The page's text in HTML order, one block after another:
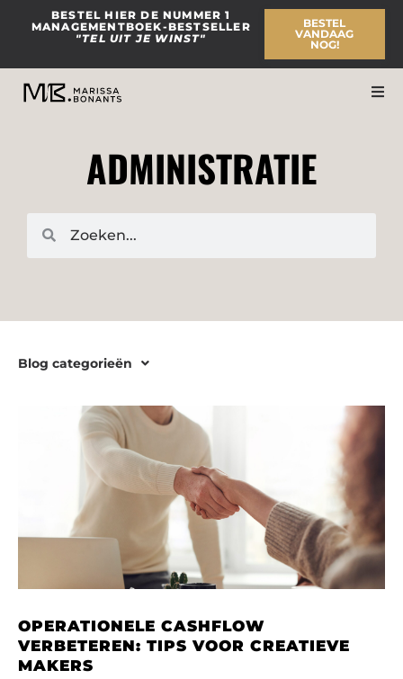
naar
inhoud
BESTEL HIER DE NUMMER 1
MANAGEMENTBOEK-BESTSELLER
"TEL UIT JE WINST"
BESTEL
VANDAAG
NOG!
ADMINISTRATIE
Blog categorieën
OPERATIONELE CASHFLOW
VERBETEREN: TIPS VOOR CREATIEVE
MAKERS